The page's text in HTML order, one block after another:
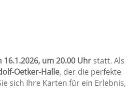
16.1.2026, um 20.00 Uhrstatt. Als
Oetker-Halle, der die perfekte
sich Ihre Karten für ein Erlebnis,